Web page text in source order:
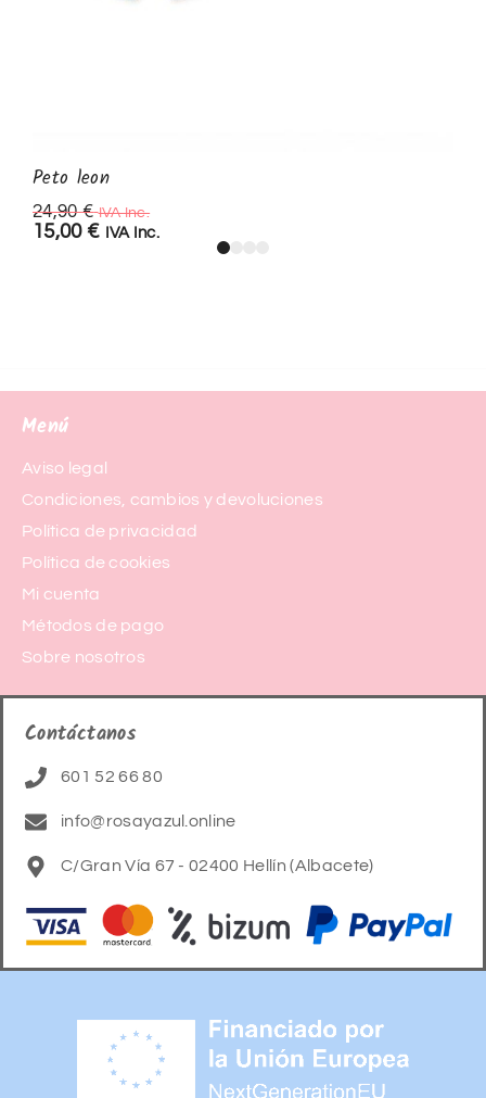
Peto leon
24,90€ IVA Inc.
15,00 € IVA Inc.
Menú
Aviso legal
Condiciones, cambios y devoluciones
Política de privacidad
Política de cookies
Mi cuenta
Métodos de pago
Sobre nosotros
Contáctanos
601 52 66 80
info@rosayazul.online
C/Gran Vía 67 - 02400 Hellín (Albacete)